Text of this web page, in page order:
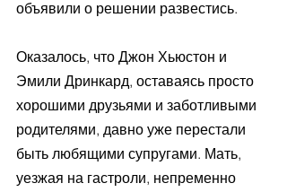
объявили о решении развестись.
Оказалось, что Джон Хьюстон и
Эмили Дринкард, оставаясь просто
хорошими друзьями и заботливыми
родителями, давно уже перестали
быть любящими супругами. Мать,
уезжая на гастроли, непременно